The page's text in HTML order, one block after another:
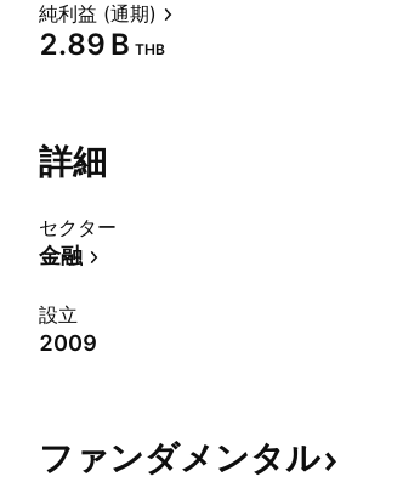
純利益 (通期)
‪2.89 B‬ THB
詳細
セクター
金融
設立
2009
ファンダメンタル